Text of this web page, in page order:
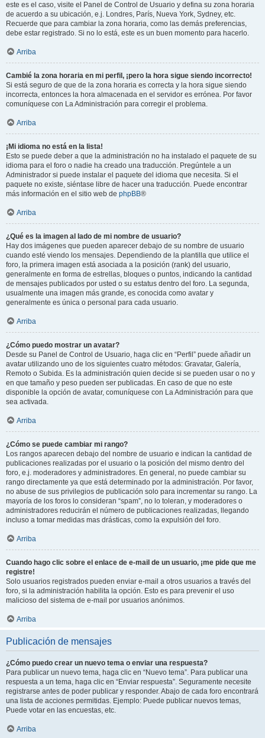
este es el caso, visite el Panel de Control de Usuario y defina su zona horaria
de acuerdo a su ubicación, e.j. Londres, París, Nueva York, Sydney, etc.
Recuerde que para cambiar la zona horaria, como las demás preferencias,
debe estar registrado. Si no lo está, este es un buen momento para hacerlo.
Arriba
Cambié la zona horaria en mi perfil, ¡pero la hora sigue siendo incorrecto!
Si está seguro de que de la zona horaria es correcta y la hora sigue siendo
incorrecta, entonces la hora almacenada en el servidor es errónea. Por favor
comuníquese con La Administración para corregir el problema.
Arriba
¡Mi idioma no está en la lista!
Esto se puede deber a que la administración no ha instalado el paquete de su
idioma para el foro o nadie ha creado una traducción. Pregúntele a un
Administrador si puede instalar el paquete del idioma que necesita. Si el
paquete no existe, siéntase libre de hacer una traducción. Puede encontrar
más información en el sitio web de phpBB®
Arriba
¿Qué es la imagen al lado de mi nombre de usuario?
Hay dos imágenes que pueden aparecer debajo de su nombre de usuario
cuando esté viendo los mensajes. Dependiendo de la plantilla que utilice el
foro, la primera imagen está asociada a la posición (rank) del usuario,
generalmente en forma de estrellas, bloques o puntos, indicando la cantidad
de mensajes publicados por usted o su estatus dentro del foro. La segunda,
usualmente una imagen más grande, es conocida como avatar y
generalmente es única o personal para cada usuario.
Arriba
¿Cómo puedo mostrar un avatar?
Desde su Panel de Control de Usuario, haga clic en “Perfil” puede añadir un
avatar utilizando uno de los siguientes cuatro métodos: Gravatar, Galería,
Remoto o Subida. Es la administración quien decide si se pueden usar o no y
en que tamaño y peso pueden ser publicadas. En caso de que no este
disponible la opción de avatar, comuníquese con La Administración para que
sea activada.
Arriba
¿Cómo se puede cambiar mi rango?
Los rangos aparecen debajo del nombre de usuario e indican la cantidad de
publicaciones realizadas por el usuario o la posición del mismo dentro del
foro, e.j. moderadores y administradores. En general, no puede cambiar su
rango directamente ya que está determinado por la administración. Por favor,
no abuse de sus privilegios de publicación solo para incrementar su rango. La
mayoría de los foros lo consideran “spam”, no lo toleran, y moderadores o
administradores reducirán el número de publicaciones realizadas, llegando
incluso a tomar medidas mas drásticas, como la expulsión del foro.
Arriba
Cuando hago clic sobre el enlace de e-mail de un usuario, ¡me pide que me
registre!
Solo usuarios registrados pueden enviar e-mail a otros usuarios a través del
foro, si la administración habilita la opción. Esto es para prevenir el uso
malicioso del sistema de e-mail por usuarios anónimos.
Arriba
Publicación de mensajes
¿Cómo puedo crear un nuevo tema o enviar una respuesta?
Para publicar un nuevo tema, haga clic en “Nuevo tema”. Para publicar una
respuesta a un tema, haga clic en “Enviar respuesta”. Seguramente necesite
registrarse antes de poder publicar y responder. Abajo de cada foro encontrará
una lista de acciones permitidas. Ejemplo: Puede publicar nuevos temas,
Puede votar en las encuestas, etc.
Arriba